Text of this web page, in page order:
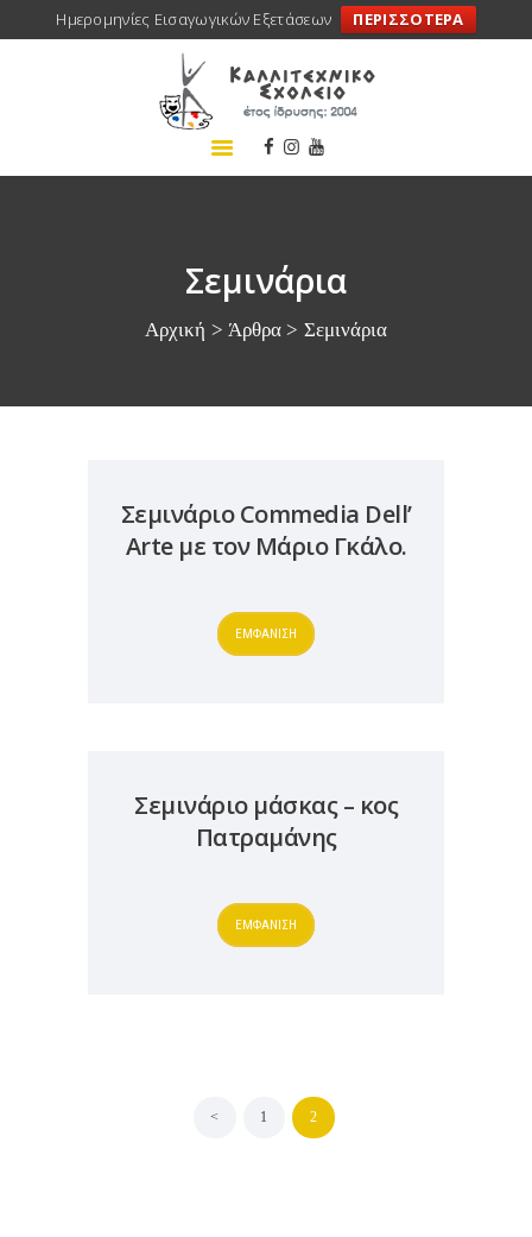
Ημερομηνίες Εισαγωγικών Εξετάσεων ΠΕΡΙΣΣΟΤΕΡΑ
Σεμινάρια
Αρχική Άρθρα Σεμινάρια
ΑΡΧΙΚΗ
ΠΡΟΓΡΑΜΜΑΤΑ
ΜΕΤΑΚΙΝΗΣΕΙΣ
Σεμινάριο Commedia Dell’
Arte με τον Μάριο Γκάλο.
ΕΜΦΑΝΙΣΗ
Σεμινάριο μάσκας – κος
Πατραμάνης
ΕΜΦΑΝΙΣΗ
Σελιδοποίηση
< PAGE
1 PAGE
2